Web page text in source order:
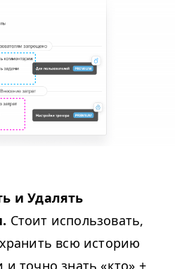
и Удалять
Стоит использовать,
всю историю
точно знать «кто» +